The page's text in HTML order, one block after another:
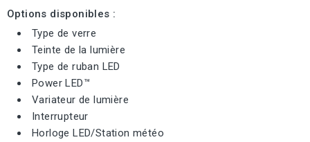
Options disponibles :
Type de verre
Teinte de la lumière
Type de ruban LED
Power LED™
Variateur de lumière
Interrupteur
Horloge LED/Station météo